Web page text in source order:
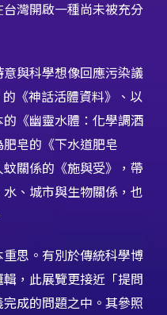
灣開啟一種尚未被充分
與科學想像回應污染議
《神話活體資料》、以
的《幽靈水體：化學調酒
皂的《下水道肥皂
關係的《施與受》，帶
、城市與生物關係，也
思。有別於傳統科學博
，此展覽更接近「提問
成的問題之中。其參照